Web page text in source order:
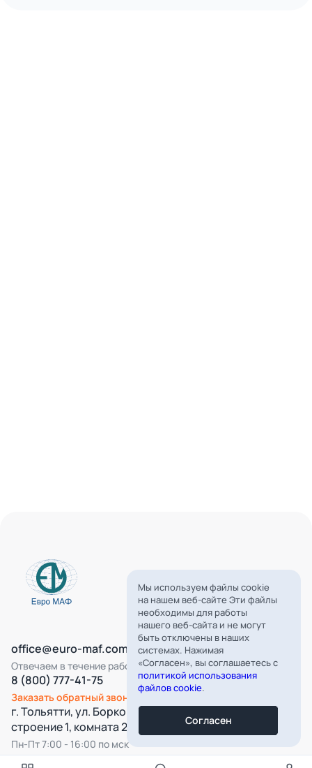
Все категории
office@euro-maf.com
Отвечаем в течение рабочего дня
8 (800) 777-41-75
Заказать обратный звонок
г. Тольятти, ул. Борковская, д. 16,
строение 1, комната 22
Пн-Пт 7:00 - 16:00 по мск
Мы используем файлы cookie
на нашем веб-сайте Эти файлы
необходимы для работы
нашего веб-сайта и не могут
быть отключены в наших
системах. Нажимая
«Согласен», вы соглашаетесь с
политикой использования
файлов cookie.
Согласен